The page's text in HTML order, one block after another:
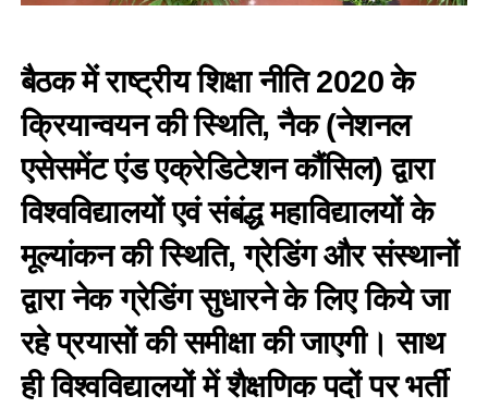
बैठक में राष्ट्रीय शिक्षा नीति 2020 के
क्रियान्वयन की स्थिति, नैक (नेशनल
एसेसमेंट एंड एक्रेडिटेशन कौंसिल) द्वारा
विश्वविद्यालयों एवं संबंद्ध महाविद्यालयों के
मूल्यांकन की स्थिति, ग्रेडिंग और संस्थानों
द्वारा नेक ग्रेडिंग सुधारने के लिए किये जा
रहे प्रयासों की समीक्षा की जाएगी। साथ
ही विश्वविद्यालयों में शैक्षणिक पदों पर भर्ती